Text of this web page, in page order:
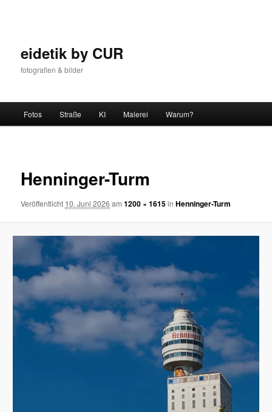
eidetik by CUR
fotografien & bilder
Fotos Straße KI Malerei Warum?
Henninger-Turm
Veröffentlicht 10. Juni 2026 am1200 × 1615inHenninger-Turm